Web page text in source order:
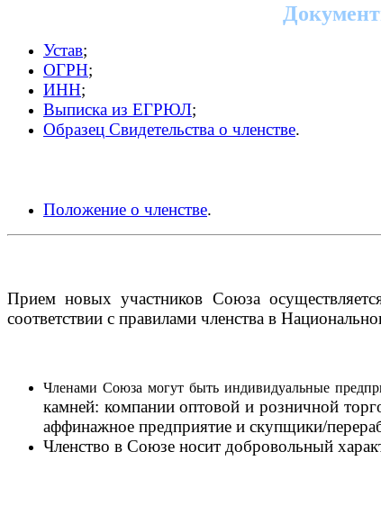
Устав;
ОГРН;
ИНН;
Выписка из ЕГРЮЛ;
Образец Свидетельства о членстве.
Положение о членстве.
Прием новых участников Союза
соответствии с правилами членства в
Членами Союза могут быть индивидуальные
камней: компании оптовой и розничной
аффинажное предприятие и скупщики/
Членство в Союзе носит добровольный